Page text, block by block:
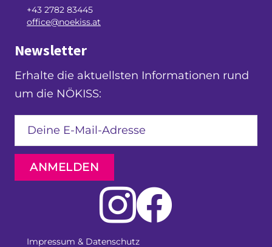
+43 2782 83445
office@noekiss.at
Newsletter
Erhalte die aktuellsten Informationen rund
um die NÖKISS:
ANMELDEN
Impressum & Datenschutz